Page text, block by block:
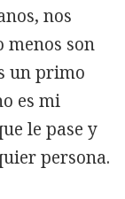
nos
menos son
un primo
es mi
le pase y
persona.